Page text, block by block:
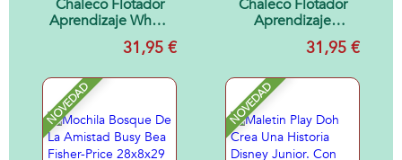
Chaleco Flotador
Aprendizaje Whale
Pink Talla 1-2 años
31,95 €
Chaleco Flotador
Aprendizaje
Camping Talla 1-2
años31,95 €
NOVEDAD NOVEDAD